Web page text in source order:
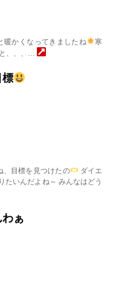
暖かくなってきましたね
寒
、、、…
標
、目標を見つけたの
ダイエ
たいんだよね～ みんなはどう
わぁ